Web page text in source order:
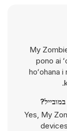
My
pono ai
hoʻohana
Yes, My